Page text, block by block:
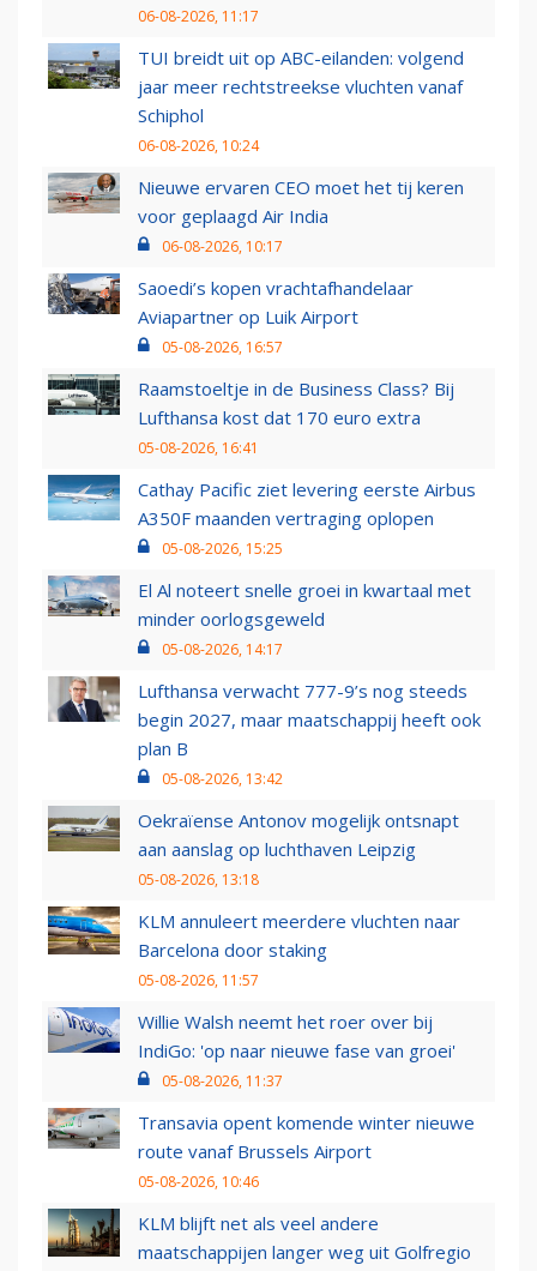
06-08-2026, 11:17
TUI breidt uit op ABC-eilanden: volgend
jaar meer rechtstreekse vluchten vanaf
Schiphol
06-08-2026, 10:24
Nieuwe ervaren CEO moet het tij keren
voor geplaagd Air India
06-08-2026, 10:17
Saoedi’s kopen vrachtafhandelaar
Aviapartner op Luik Airport
05-08-2026, 16:57
Raamstoeltje in de Business Class? Bij
Lufthansa kost dat 170 euro extra
05-08-2026, 16:41
Cathay Pacific ziet levering eerste Airbus
A350F maanden vertraging oplopen
05-08-2026, 15:25
El Al noteert snelle groei in kwartaal met
minder oorlogsgeweld
05-08-2026, 14:17
Lufthansa verwacht 777-9’s nog steeds
begin 2027, maar maatschappij heeft ook
plan B
05-08-2026, 13:42
Oekraïense Antonov mogelijk ontsnapt
aan aanslag op luchthaven Leipzig
05-08-2026, 13:18
KLM annuleert meerdere vluchten naar
Barcelona door staking
05-08-2026, 11:57
Willie Walsh neemt het roer over bij
IndiGo: 'op naar nieuwe fase van groei'
05-08-2026, 11:37
Transavia opent komende winter nieuwe
route vanaf Brussels Airport
05-08-2026, 10:46
KLM blijft net als veel andere
maatschappijen langer weg uit Golfregio